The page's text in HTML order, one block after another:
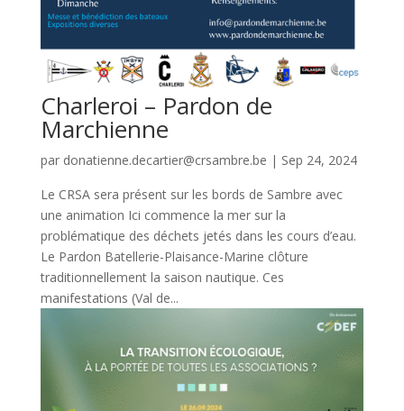
Charleroi – Pardon de
Marchienne
par donatienne.decartier@crsambre.be | Sep 24, 2024
Le CRSA sera présent sur les bords de Sambre avec
une animation Ici commence la mer sur la
problématique des déchets jetés dans les cours d’eau.
Le Pardon Batellerie-Plaisance-Marine clôture
traditionnellement la saison nautique. Ces
manifestations (Val de...